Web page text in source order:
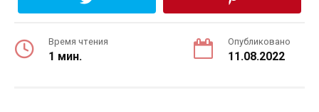
Время чтения
1 мин.
Опубликовано
11.08.2022